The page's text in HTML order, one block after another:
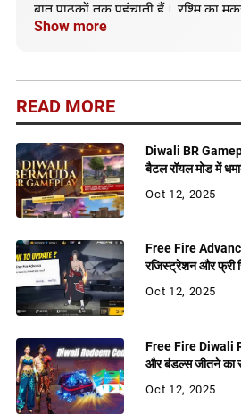
बात पाठकों तक पहुंचाती हैं। रश्मि का
सही और अपडेटेड जानकारी मिले।
Show more
READ MORE
Diwali BR
बैटल रॉयल मोड में
Oct 12, 2025
Free Fire
रजिस्ट्रेशन और फ्री
Oct 12, 2025
Free Fire Diwali
और बंडल्स जीतने का
Oct 12, 2025